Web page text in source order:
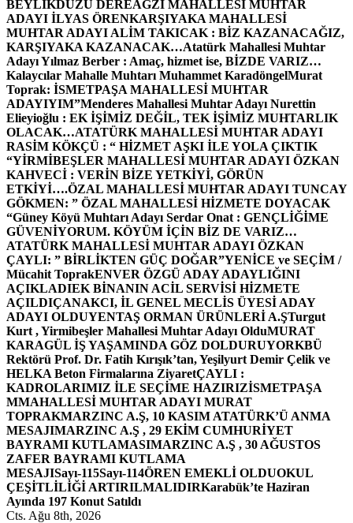
BEYLİKDÜZÜ DEREAĞZI MAHALLESİ MUHTAR
ADAYI İLYAS ÖRENKARŞIYAKA MAHALLESİ
MUHTAR ADAYI ALİM TAKICAK : BİZ KAZANACAĞIZ,
KARŞIYAKA KAZANACAK…Atatürk Mahallesi Muhtar
Adayı Yılmaz Berber : Amaç, hizmet ise, BİZDE VARIZ…
Kalaycılar Mahalle Muhtarı Muhammet KaradöngelMurat
Toprak: İSMETPAŞA MAHALLESİ MUHTAR
ADAYIYIM”Menderes Mahallesi Muhtar Adayı Nurettin
Elieyioğlu : EK İŞİMİZ DEĞİL, TEK İŞİMİZ MUHTARLIK
OLACAK…ATATÜRK MAHALLESİ MUHTAR ADAYI
RASİM KÖKÇÜ : “ HİZMET AŞKI İLE YOLA ÇIKTIK
“YİRMİBEŞLER MAHALLESİ MUHTAR ADAYI ÖZKAN
KAHVECİ : VERİN BİZE YETKİYİ, GÖRÜN
ETKİYİ….ÖZAL MAHALLESİ MUHTAR ADAYI TUNCAY
GÖKMEN: ” ÖZAL MAHALLESİ HİZMETE DOYACAK
“Güney Köyü Muhtarı Adayı Serdar Onat : GENÇLİĞİME
GÜVENİYORUM. KÖYÜM İÇİN BİZ DE VARIZ…
ATATÜRK MAHALLESİ MUHTAR ADAYI ÖZKAN
ÇAYLI: ” BİRLİKTEN GÜÇ DOĞAR”YENİCE ve SEÇİM /
Mücahit ToprakENVER ÖZGÜ ADAY ADAYLIĞINI
AÇIKLADIEK BİNANIN ACİL SERVİSİ HİZMETE
AÇILDIÇANAKCI, İL GENEL MECLİS ÜYESİ ADAY
ADAYI OLDUYENTAŞ ORMAN ÜRÜNLERİ A.ŞTurgut
Kurt , Yirmibeşler Mahallesi Muhtar Adayı OlduMURAT
KARAGÜL İŞ YAŞAMINDA GÖZ DOLDURUYORKBÜ
Rektörü Prof. Dr. Fatih Kırışık’tan, Yeşilyurt Demir Çelik ve
HELKA Beton Firmalarına ZiyaretÇAYLI :
KADROLARIMIZ İLE SEÇİME HAZIRIZİSMETPAŞA
MMAHALLESİ MUHTAR ADAYI MURAT
TOPRAKMARZINC A.Ş, 10 KASIM ATATÜRK’Ü ANMA
MESAJIMARZINC A.Ş , 29 EKİM CUMHURİYET
BAYRAMI KUTLAMASIMARZINC A.Ş , 30 AĞUSTOS
ZAFER BAYRAMI KUTLAMA
MESAJISayı-115Sayı-114ÖREN EMEKLİ OLDUOKUL
ÇEŞİTLİLİĞİ ARTIRILMALIDIRKarabük’te Haziran
Ayında 197 Konut Satıldı
Cts. Ağu 8th, 2026